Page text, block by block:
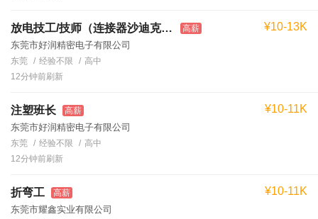
放电技工/技师（连接器沙迪克/牧野机台） 高薪
东莞市好润精密电子有限公司
¥10-13K
东莞 经验不限
高中
12分钟前刷新
注塑班长 高薪
东莞市好润精密电子有限公司
¥10-11K
东莞 经验不限
高中
12分钟前刷新
折弯工 高薪
东莞市耀鑫实业有限公司
¥10-11K